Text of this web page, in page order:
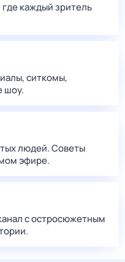
каждый зритель
ситкомы,
шоу.
людей. Советы
эфире.
с остросюжетным